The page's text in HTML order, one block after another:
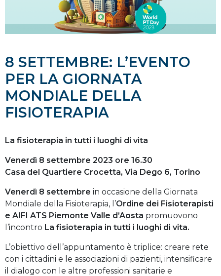
8 SETTEMBRE: L’EVENTO
PER LA GIORNATA
MONDIALE DELLA
FISIOTERAPIA
La fisioterapia in tutti i luoghi di vita
Venerdì 8 settembre 2023 ore 16.30
Casa del Quartiere Crocetta, Via Dego 6, Torino
Venerdì 8 settembre in occasione della Giornata
Mondiale della Fisioterapia, l’Ordine dei Fisioterapisti
e AIFI ATS Piemonte Valle d’Aosta promuovono
l’incontro La fisioterapia in tutti i luoghi di vita.
L’obiettivo dell’appuntamento è triplice: creare rete
con i cittadini e le associazioni di pazienti, intensificare
il dialogo con le altre professioni sanitarie e